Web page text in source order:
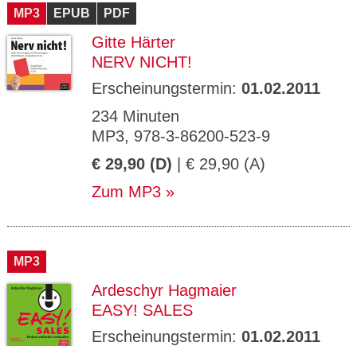
MP3 EPUB PDF
Gitte Härter
NERV NICHT!
Erscheinungstermin: 01.02.2011
234 Minuten
MP3, 978-3-86200-523-9
€ 29,90 (D) | € 29,90 (A)
Zum MP3
MP3
Ardeschyr Hagmaier
EASY! SALES
Erscheinungstermin: 01.02.2011